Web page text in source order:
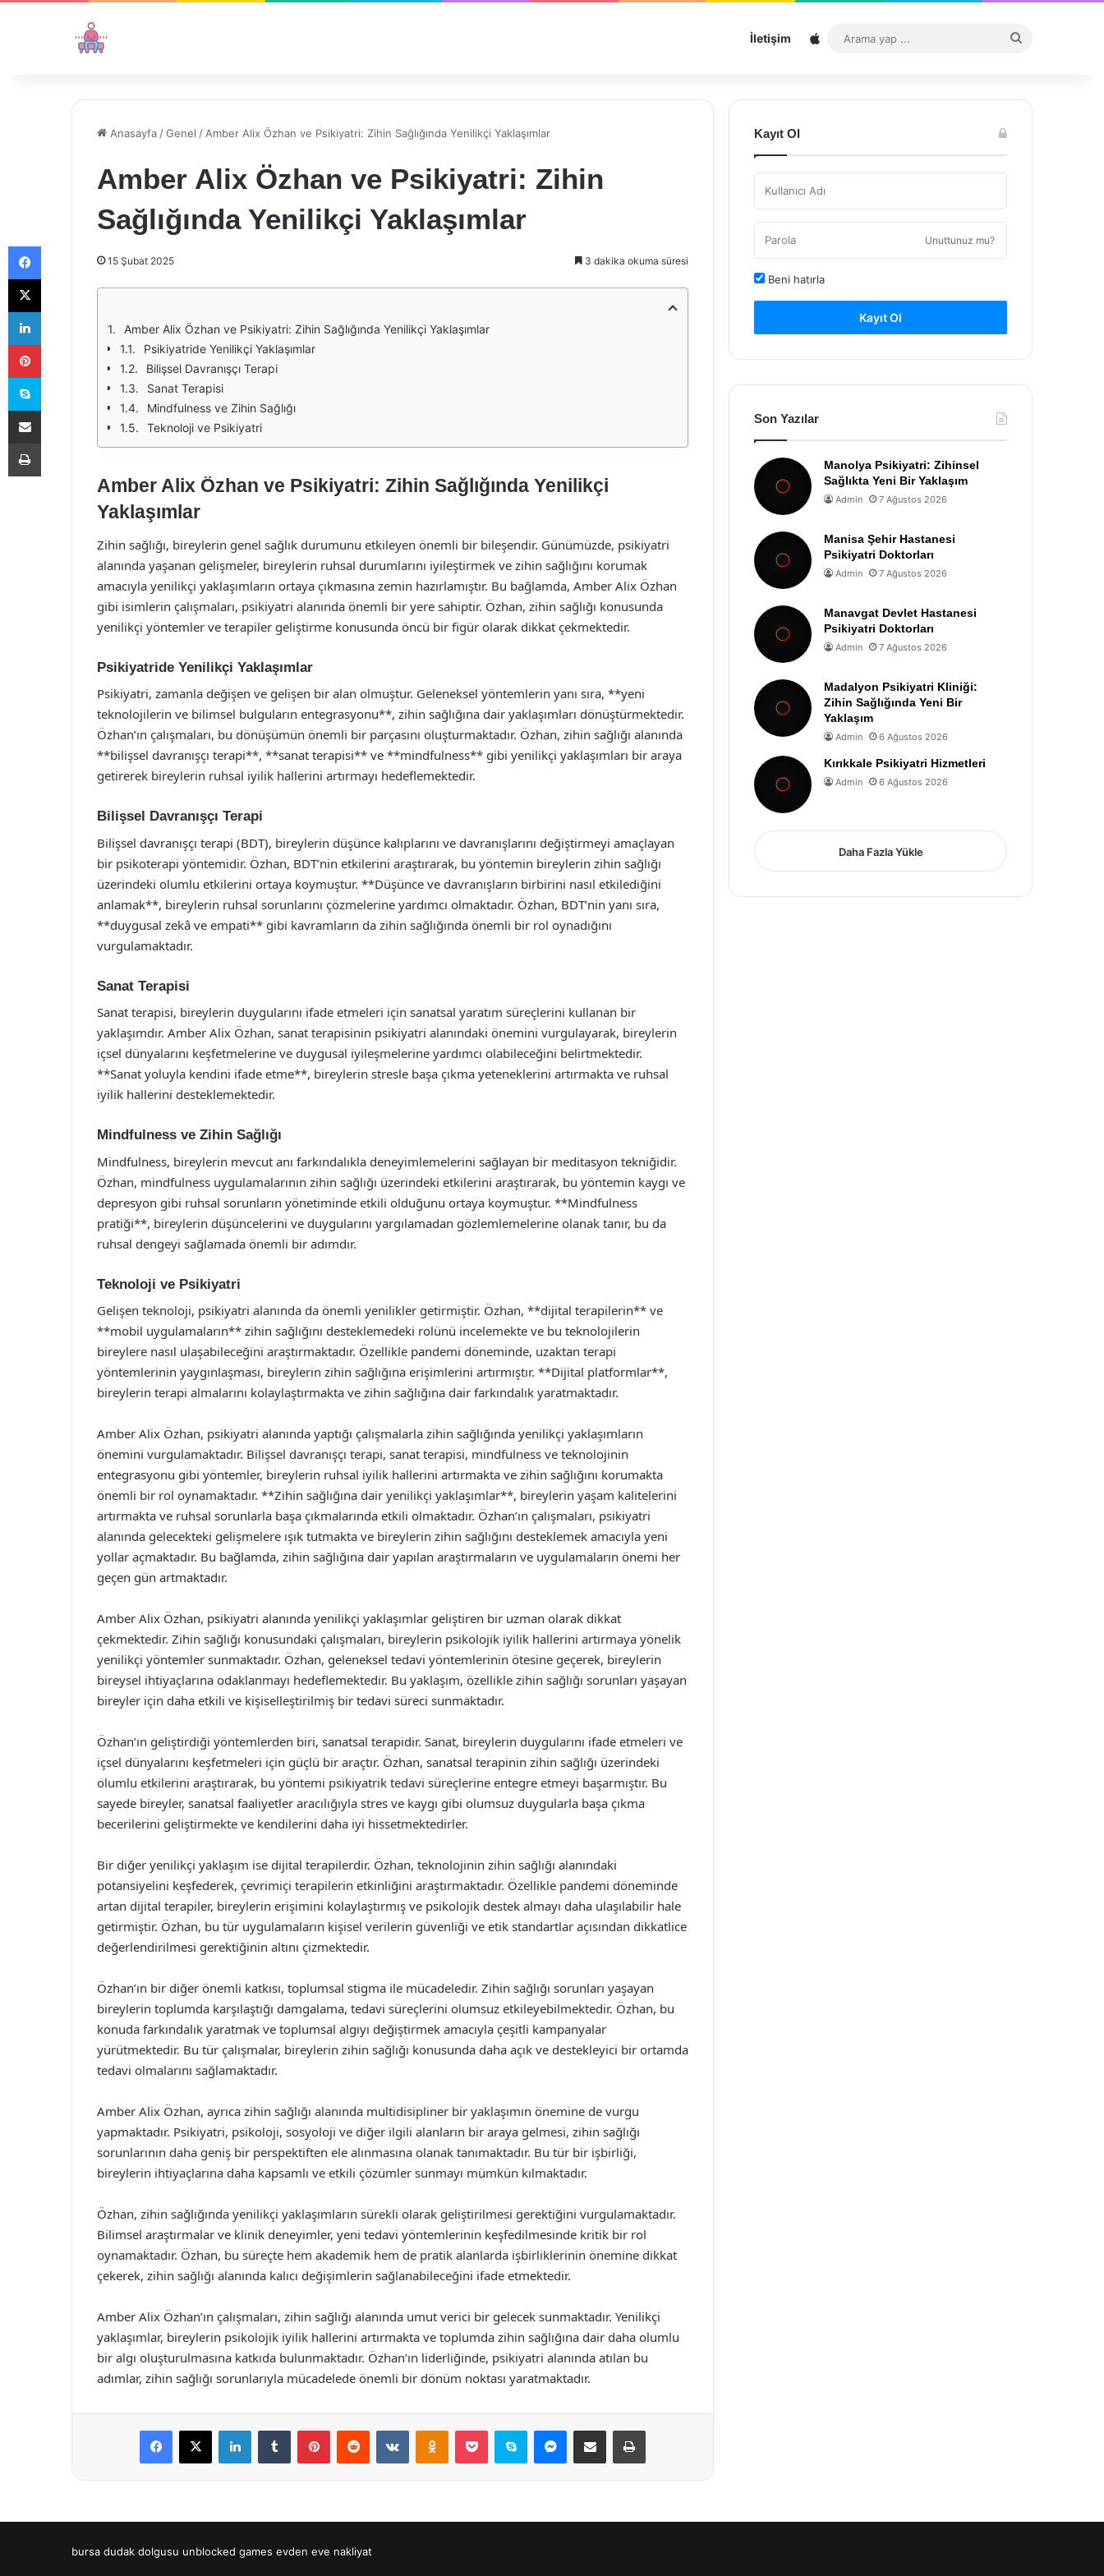
İletişim Sitemap
...
Anasayfa /Genel / Amber Alix Özhan ve Psikiyatri: Zihin Sağlığında Yenilikçi Yaklaşımlar
Amber Alix Özhan ve Psikiyatri: Zihin
Sağlığında Yenilikçi Yaklaşımlar
15 Şubat 2025 3 dakika okuma süresi
Amber Alix Özhan ve Psikiyatri: Zihin Sağlığında Yenilikçi Yaklaşımlar
Psikiyatride Yenilikçi Yaklaşımlar
Bilişsel Davranışçı Terapi
Sanat Terapisi
Mindfulness ve Zihin Sağlığı
Teknoloji ve Psikiyatri
Amber Alix Özhan ve Psikiyatri: Zihin Sağlığında Yenilikçi
Yaklaşımlar
Zihin sağlığı, bireylerin genel sağlık durumunu etkileyen önemli bir bileşendir. Günümüzde, psikiyatri
alanında yaşanan gelişmeler, bireylerin ruhsal durumlarını iyileştirmek ve zihin sağlığını korumak
amacıyla yenilikçi yaklaşımların ortaya çıkmasına zemin hazırlamıştır. Bu bağlamda, Amber Alix Özhan
gibi isimlerin çalışmaları, psikiyatri alanında önemli bir yere sahiptir. Özhan, zihin sağlığı konusunda
yenilikçi yöntemler ve terapiler geliştirme konusunda öncü bir figür olarak dikkat çekmektedir.
Psikiyatride Yenilikçi Yaklaşımlar
Psikiyatri, zamanla değişen ve gelişen bir alan olmuştur. Geleneksel yöntemlerin yanı sıra, **yeni
teknolojilerin ve bilimsel bulguların entegrasyonu**, zihin sağlığına dair yaklaşımları dönüştürmektedir.
Özhan’ın çalışmaları, bu dönüşümün önemli bir parçasını oluşturmaktadır. Özhan, zihin sağlığı alanında
**bilişsel davranışçı terapi**, **sanat terapisi** ve **mindfulness** gibi yenilikçi yaklaşımları bir araya
getirerek bireylerin ruhsal iyilik hallerini artırmayı hedeflemektedir.
Bilişsel Davranışçı Terapi
Bilişsel davranışçı terapi (BDT), bireylerin düşünce kalıplarını ve davranışlarını değiştirmeyi amaçlayan
bir psikoterapi yöntemidir. Özhan, BDT’nin etkilerini araştırarak, bu yöntemin bireylerin zihin sağlığı
üzerindeki olumlu etkilerini ortaya koymuştur. **Düşünce ve davranışların birbirini nasıl etkilediğini
anlamak**, bireylerin ruhsal sorunlarını çözmelerine yardımcı olmaktadır. Özhan, BDT’nin yanı sıra,
**duygusal zekâ ve empati** gibi kavramların da zihin sağlığında önemli bir rol oynadığını
vurgulamaktadır.
Sanat Terapisi
Sanat terapisi, bireylerin duygularını ifade etmeleri için sanatsal yaratım süreçlerini kullanan bir
yaklaşımdır. Amber Alix Özhan, sanat terapisinin psikiyatri alanındaki önemini vurgulayarak, bireylerin
içsel dünyalarını keşfetmelerine ve duygusal iyileşmelerine yardımcı olabileceğini belirtmektedir.
**Sanat yoluyla kendini ifade etme**, bireylerin stresle başa çıkma yeteneklerini artırmakta ve ruhsal
iyilik hallerini desteklemektedir.
Mindfulness ve Zihin Sağlığı
Mindfulness, bireylerin mevcut anı farkındalıkla deneyimlemelerini sağlayan bir meditasyon tekniğidir.
Özhan, mindfulness uygulamalarının zihin sağlığı üzerindeki etkilerini araştırarak, bu yöntemin kaygı ve
depresyon gibi ruhsal sorunların yönetiminde etkili olduğunu ortaya koymuştur. **Mindfulness
pratiği**, bireylerin düşüncelerini ve duygularını yargılamadan gözlemlemelerine olanak tanır, bu da
ruhsal dengeyi sağlamada önemli bir adımdır.
Teknoloji ve Psikiyatri
Gelişen teknoloji, psikiyatri alanında da önemli yenilikler getirmiştir. Özhan, **dijital terapilerin** ve
**mobil uygulamaların** zihin sağlığını desteklemedeki rolünü incelemekte ve bu teknolojilerin
bireylere nasıl ulaşabileceğini araştırmaktadır. Özellikle pandemi döneminde, uzaktan terapi
yöntemlerinin yaygınlaşması, bireylerin zihin sağlığına erişimlerini artırmıştır. **Dijital platformlar**,
bireylerin terapi almalarını kolaylaştırmakta ve zihin sağlığına dair farkındalık yaratmaktadır.
Amber Alix Özhan, psikiyatri alanında yaptığı çalışmalarla zihin sağlığında yenilikçi yaklaşımların
önemini vurgulamaktadır. Bilişsel davranışçı terapi, sanat terapisi, mindfulness ve teknolojinin
entegrasyonu gibi yöntemler, bireylerin ruhsal iyilik hallerini artırmakta ve zihin sağlığını korumakta
önemli bir rol oynamaktadır. **Zihin sağlığına dair yenilikçi yaklaşımlar**, bireylerin yaşam kalitelerini
artırmakta ve ruhsal sorunlarla başa çıkmalarında etkili olmaktadır. Özhan’ın çalışmaları, psikiyatri
alanında gelecekteki gelişmelere ışık tutmakta ve bireylerin zihin sağlığını desteklemek amacıyla yeni
yollar açmaktadır. Bu bağlamda, zihin sağlığına dair yapılan araştırmaların ve uygulamaların önemi her
geçen gün artmaktadır.
Amber Alix Özhan, psikiyatri alanında yenilikçi yaklaşımlar geliştiren bir uzman olarak dikkat
çekmektedir. Zihin sağlığı konusundaki çalışmaları, bireylerin psikolojik iyilik hallerini artırmaya yönelik
yenilikçi yöntemler sunmaktadır. Özhan, geleneksel tedavi yöntemlerinin ötesine geçerek, bireylerin
bireysel ihtiyaçlarına odaklanmayı hedeflemektedir. Bu yaklaşım, özellikle zihin sağlığı sorunları yaşayan
bireyler için daha etkili ve kişiselleştirilmiş bir tedavi süreci sunmaktadır.
Özhan’ın geliştirdiği yöntemlerden biri, sanatsal terapidir. Sanat, bireylerin duygularını ifade etmeleri ve
içsel dünyalarını keşfetmeleri için güçlü bir araçtır. Özhan, sanatsal terapinin zihin sağlığı üzerindeki
olumlu etkilerini araştırarak, bu yöntemi psikiyatrik tedavi süreçlerine entegre etmeyi başarmıştır. Bu
sayede bireyler, sanatsal faaliyetler aracılığıyla stres ve kaygı gibi olumsuz duygularla başa çıkma
becerilerini geliştirmekte ve kendilerini daha iyi hissetmektedirler.
Bir diğer yenilikçi yaklaşım ise dijital terapilerdir. Özhan, teknolojinin zihin sağlığı alanındaki
potansiyelini keşfederek, çevrimiçi terapilerin etkinliğini araştırmaktadır. Özellikle pandemi döneminde
artan dijital terapiler, bireylerin erişimini kolaylaştırmış ve psikolojik destek almayı daha ulaşılabilir hale
getirmiştir. Özhan, bu tür uygulamaların kişisel verilerin güvenliği ve etik standartlar açısından dikkatlice
değerlendirilmesi gerektiğinin altını çizmektedir.
Özhan’ın bir diğer önemli katkısı, toplumsal stigma ile mücadeledir. Zihin sağlığı sorunları yaşayan
bireylerin toplumda karşılaştığı damgalama, tedavi süreçlerini olumsuz etkileyebilmektedir. Özhan, bu
konuda farkındalık yaratmak ve toplumsal algıyı değiştirmek amacıyla çeşitli kampanyalar
yürütmektedir. Bu tür çalışmalar, bireylerin zihin sağlığı konusunda daha açık ve destekleyici bir ortamda
tedavi olmalarını sağlamaktadır.
Amber Alix Özhan, ayrıca zihin sağlığı alanında multidisipliner bir yaklaşımın önemine de vurgu
yapmaktadır. Psikiyatri, psikoloji, sosyoloji ve diğer ilgili alanların bir araya gelmesi, zihin sağlığı
sorunlarının daha geniş bir perspektiften ele alınmasına olanak tanımaktadır. Bu tür bir işbirliği,
bireylerin ihtiyaçlarına daha kapsamlı ve etkili çözümler sunmayı mümkün kılmaktadır.
Özhan, zihin sağlığında yenilikçi yaklaşımların sürekli olarak geliştirilmesi gerektiğini vurgulamaktadır.
Bilimsel araştırmalar ve klinik deneyimler, yeni tedavi yöntemlerinin keşfedilmesinde kritik bir rol
oynamaktadır. Özhan, bu süreçte hem akademik hem de pratik alanlarda işbirliklerinin önemine dikkat
çekerek, zihin sağlığı alanında kalıcı değişimlerin sağlanabileceğini ifade etmektedir.
Amber Alix Özhan’ın çalışmaları, zihin sağlığı alanında umut verici bir gelecek sunmaktadır. Yenilikçi
yaklaşımlar, bireylerin psikolojik iyilik hallerini artırmakta ve toplumda zihin sağlığına dair daha olumlu
bir algı oluşturulmasına katkıda bulunmaktadır. Özhan’ın liderliğinde, psikiyatri alanında atılan bu
adımlar, zihin sağlığı sorunlarıyla mücadelede önemli bir dönüm noktası yaratmaktadır.
Facebook
X LinkedInTumblr PinterestReddit VKontakteOdnoklassniki
Pocket Skype Messenger
E-Posta ile paylaş Yazdır
Kayıt Ol
Unuttunuz mu?
Beni hatırla
Kayıt Ol
Son Yazılar
Manolya Psikiyatri: Zihinsel
Sağlıkta Yeni Bir Yaklaşım
Admin 7 Ağustos 2026
Manisa Şehir Hastanesi
Psikiyatri Doktorları
Admin 7 Ağustos 2026
Manavgat Devlet Hastanesi
Psikiyatri Doktorları
Admin 7 Ağustos 2026
Madalyon Psikiyatri Kliniği:
Zihin Sağlığında Yeni Bir
Yaklaşım
Admin 6 Ağustos 2026
Kırıkkale Psikiyatri Hizmetleri
Admin 6 Ağustos 2026
Daha Fazla Yükle
bursa dudak dolgusu unblocked games evden eve nakliyat
Facebook
X
LinkedIn
Pinterest
Skype
E-Posta ile paylaş